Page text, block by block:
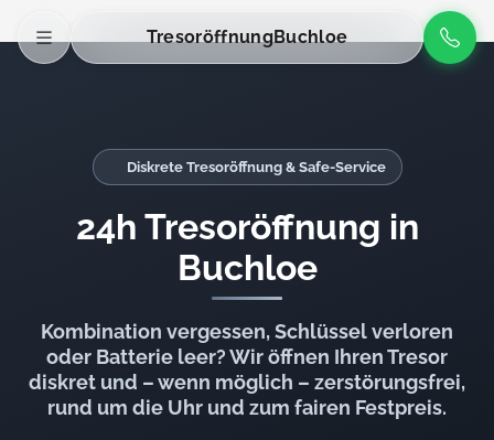
TresoröffnungBuchloe
Diskrete Tresoröffnung & Safe-Service
24h Tresoröffnung in
Buchloe
Kombination vergessen, Schlüssel verloren
oder Batterie leer? Wir öffnen Ihren Tresor
diskret und – wenn möglich – zerstörungsfrei,
rund um die Uhr und zum fairen Festpreis.